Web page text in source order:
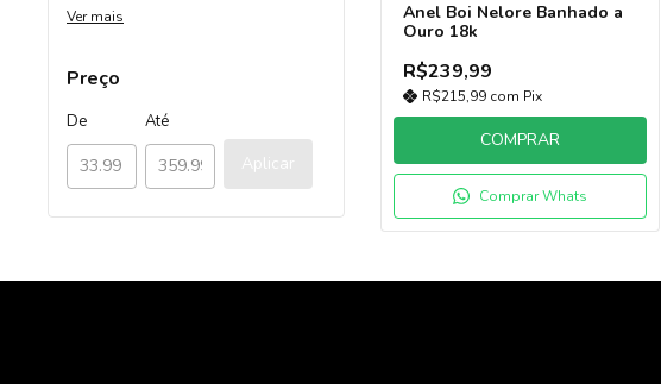
Ver mais
Preço
De Até
Aplicar
Anel Boi Nelore Banhado a
Ouro 18k
R$239,99
R$215,99 com Pix
COMPRAR
Comprar Whats